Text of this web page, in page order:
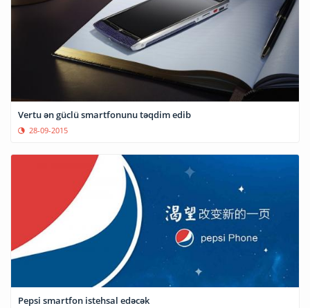
Vertu ən güclü smartfonunu təqdim edib
28-09-2015
Pepsi smartfon istehsal edəcək